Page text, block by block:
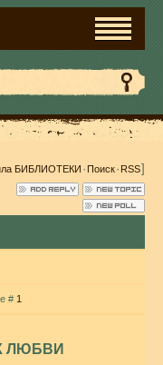
БИБЛИОТЕКИ·Поиск·RSS]
# 1
ЛЮБВИ